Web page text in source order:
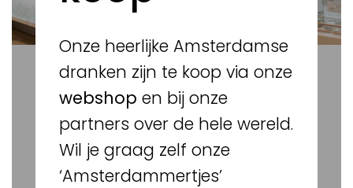
Onze heerlijke Amsterdamse
dranken zijn te koop via onze
webshop en bij onze
partners over de hele wereld.
Wil je graag zelf onze
‘Amsterdammertjes’